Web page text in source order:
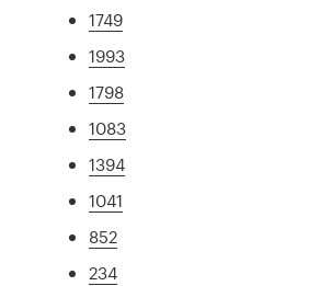
1749
1993
1798
1083
1394
1041
852
234